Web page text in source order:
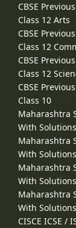
CBSE
Class 12 Arts
CBSE
Class 12
CBSE
Class 12
CBSE
Class 10
Maharashtra
With
Maharashtra
With
Maharashtra
With
Maharashtra
With
CISCE ICSE /